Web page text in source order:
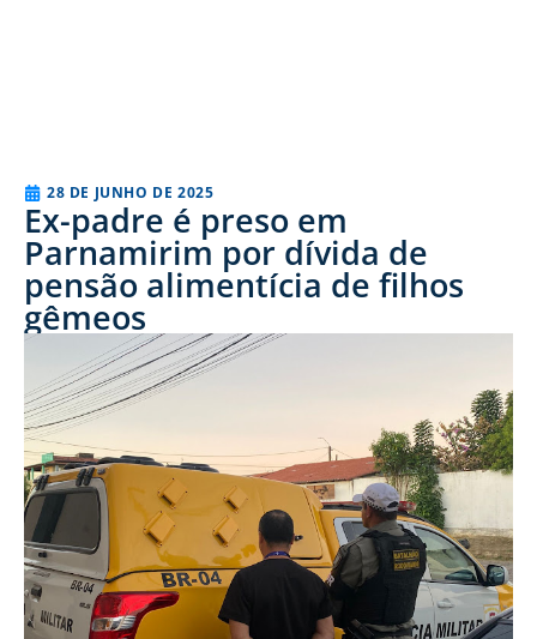
28 DE JUNHO DE 2025
Ex-padre é preso em
Parnamirim por dívida de
pensão alimentícia de filhos
gêmeos